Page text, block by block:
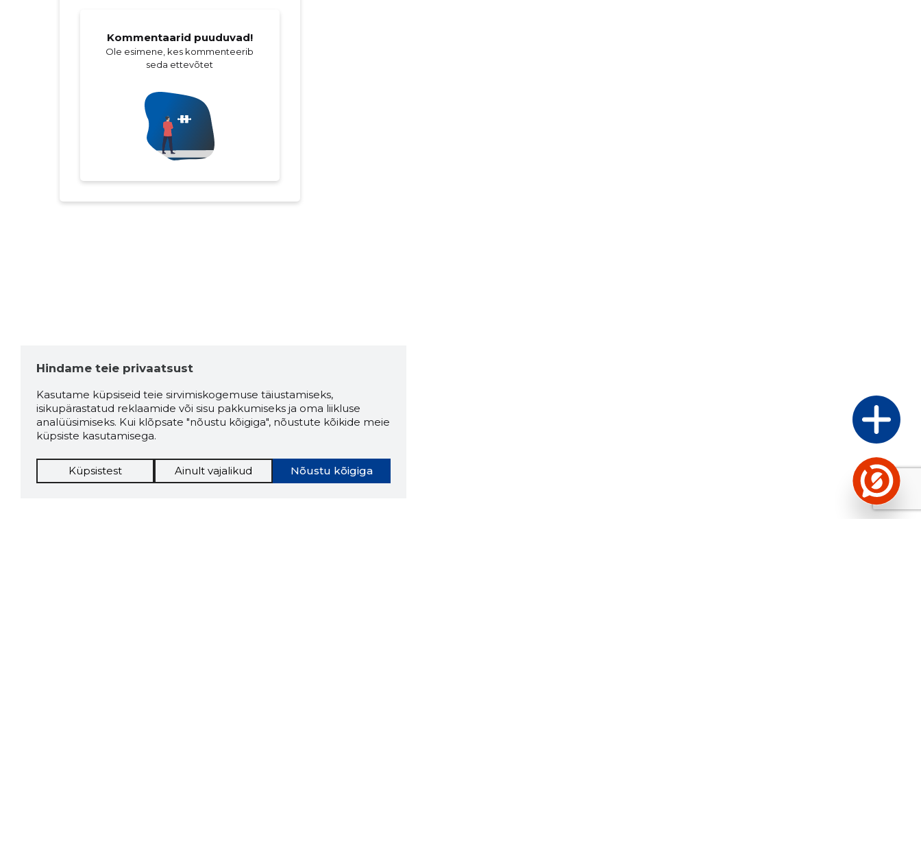
Kommentaarid puuduvad!
Ole esimene, kes kommenteerib
seda ettevõtet
Hindame teie privaatsust
Kasutame küpsiseid teie sirvimiskogemuse täiustamiseks,
isikupärastatud reklaamide või sisu pakkumiseks ja oma liikluse
analüüsimiseks. Kui klõpsate "nõustu kõigiga", nõustute kõikide meie
küpsiste kasutamisega.
Nõustu kõigiga
Küpsistest Ainult vajalikud